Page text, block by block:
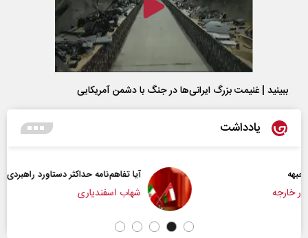
ببینید | غنیمت بزرگ ایرانی‌ها در جنگ با دشمن آمریکایی
یادداشت
آیا تفاهم‌نامه حداکثر دستاورد راهبردی ایران بود؟
شهاب اسفندیاری